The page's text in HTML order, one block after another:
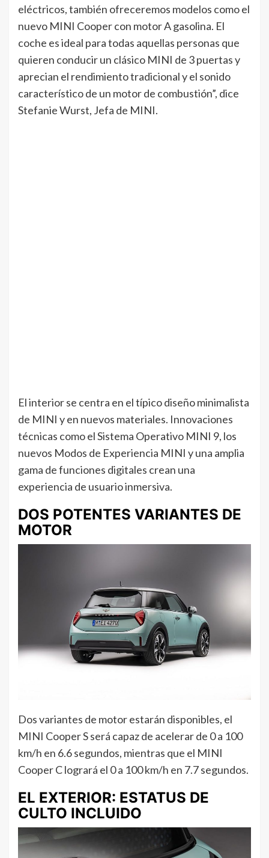
eléctricos, también ofreceremos modelos como el
nuevo MINI Cooper con motor A gasolina. El
coche es ideal para todas aquellas personas que
quieren conducir un clásico MINI de 3 puertas y
aprecian el rendimiento tradicional y el sonido
característico de un motor de combustión”, dice
Stefanie Wurst, Jefa de MINI.
El interior se centra en el típico diseño minimalista
de MINI y en nuevos materiales. Innovaciones
técnicas como el Sistema Operativo MINI 9, los
nuevos Modos de Experiencia MINI y una amplia
gama de funciones digitales crean una
experiencia de usuario inmersiva.
DOS POTENTES VARIANTES DE
MOTOR
Dos variantes de motor estarán disponibles, el
MINI Cooper S será capaz de acelerar de 0 a 100
km/h en 6.6 segundos, mientras que el MINI
Cooper C logrará el 0 a 100 km/h en 7.7 segundos.
EL EXTERIOR: ESTATUS DE
CULTO INCLUIDO